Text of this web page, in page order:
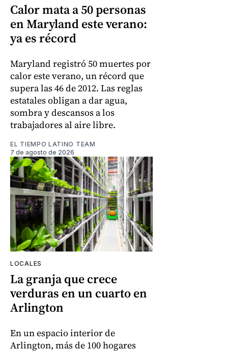
Calor mata a 50 personas
en Maryland este verano:
ya es récord
Maryland registró 50 muertes por
calor este verano, un récord que
supera las 46 de 2012. Las reglas
estatales obligan a dar agua,
sombra y descansos a los
trabajadores al aire libre.
EL TIEMPO LATINO TEAM
7 de agosto de 2026
LOCALES
La granja que crece
verduras en un cuarto en
Arlington
En un espacio interior de
Arlington, más de 100 hogares